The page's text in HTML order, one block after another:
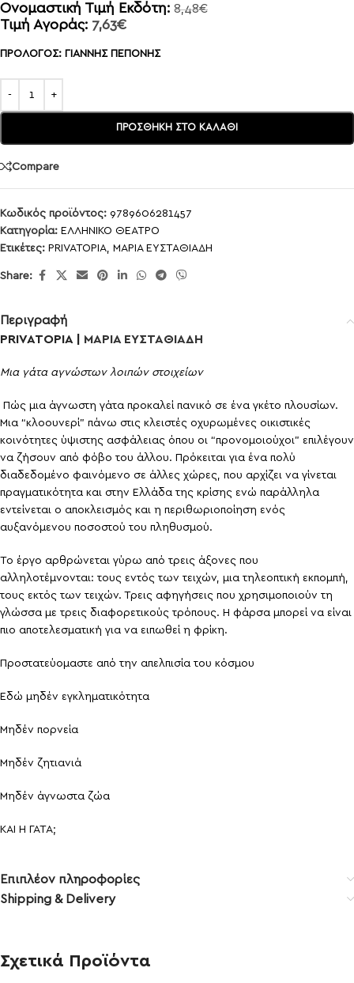
Ονομαστική Τιμή Εκδότη: 8,48€
Τιμή Αγοράς: 7,63€
ΠΡΟΛΟΓΟΣ: ΓΙΑΝΝΗΣ ΠΕΠΟΝΗΣ
ΠΡΟΣΘΉΚΗ ΣΤΟ ΚΑΛΆΘΙ
Compare
Κωδικός προϊόντος: 9789606281457
Κατηγορία: ΕΛΛΗΝΙΚΟ ΘΕΑΤΡΟ
Ετικέτες: PRIVATOPIA, ΜΑΡΙΑ ΕΥΣΤΑΘΙΑΔΗ
Share:
Περιγραφή
PRIVATOPIA | ΜΑΡΙΑ ΕΥΣΤΑΘΙΑΔΗ
Μια γάτα αγνώστων λοιπών στοιχείων
Πώς μια άγνωστη γάτα προκαλεί πανικό σε ένα γκέτο πλουσίων.
Μια “κλοουνερί” πάνω στις κλειστές οχυρωμένες οικιστικές
κοινότητες ύψιστης ασφάλειας όπου οι “προνομοιούχοι” επιλέγουν
να ζήσουν από φόβο του άλλου. Πρόκειται για ένα πολύ
διαδεδομένο φαινόμενο σε άλλες χώρες, που αρχίζει να γίνεται
πραγματικότητα και στην Ελλάδα της κρίσης ενώ παράλληλα
εντείνεται ο αποκλεισμός και η περιθωριοποίηση ενός
αυξανόμενου ποσοστού του πληθυσμού.
Το έργο αρθρώνεται γύρω από τρεις άξονες που
αλληλοτέμνονται: τους εντός των τειχών, μια τηλεοπτική εκπομπή,
τους εκτός των τειχών. Τρεις αφηγήσεις που χρησιμοποιούν τη
γλώσσα με τρεις διαφορετικούς τρόπους. Η φάρσα μπορεί να είναι
πιο αποτελεσματική για να ειπωθεί η φρίκη.
Προστατεύομαστε από την απελπισία του κόσμου
Εδώ μηδέν εγκληματικότητα
Μηδέν πορνεία
Μηδέν ζητιανιά
Μηδέν άγνωστα ζώα
ΚΑΙ Η ΓΑΤΑ;
Επιπλέον πληροφορίες
Shipping & Delivery
Σχετικά Προϊόντα